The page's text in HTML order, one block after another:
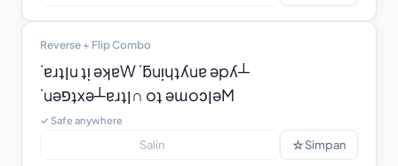
Reverse + Flip Combo
˙ɐɹʇןu ʇᴉ ǝʞɐW ˙ƃuᴉɥʇʎuɐ ǝpʎ┴
˙uǝפʇxǝ┴ɐɹʇן∩ oʇ ǝɯoɔןǝM
✓ Safe anywhere
Salin ☆Simpan